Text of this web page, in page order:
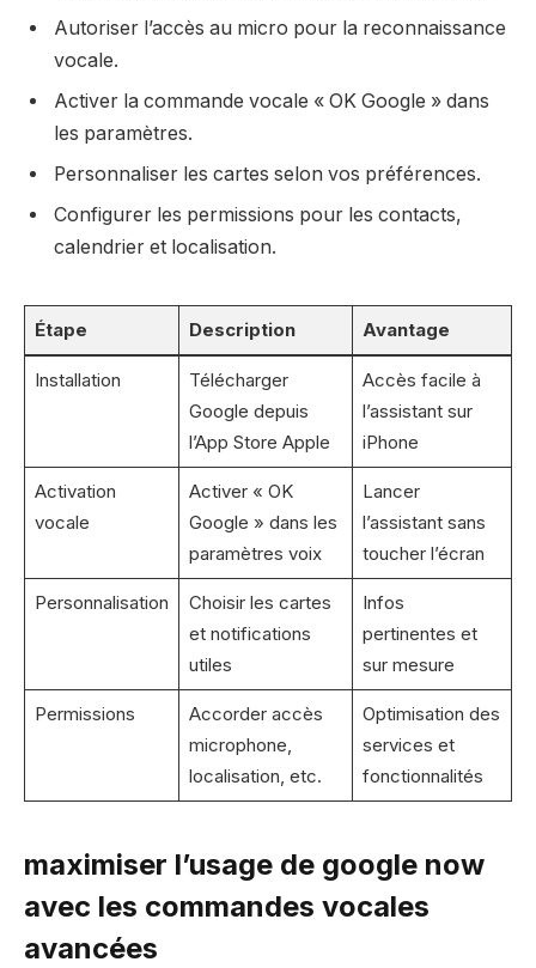
Autoriser l’accès au micro pour la reconnaissance
vocale.
Activer la commande vocale « OK Google » dans
les paramètres.
Personnaliser les cartes selon vos préférences.
Configurer les permissions pour les contacts,
calendrier et localisation.
Étape Description Avantage
Installation
Télécharger
Google depuis
l’App Store Apple
Accès facile à
l’assistant sur
iPhone
Activation
vocale
Activer « OK
Google » dans les
paramètres voix
Lancer
l’assistant sans
toucher l’écran
Personnalisation
Choisir les cartes
et notifications
utiles
Infos
pertinentes et
sur mesure
Permissions
Accorder accès
microphone,
localisation, etc.
Optimisation des
services et
fonctionnalités
maximiser l’usage de google now
avec les commandes vocales
avancées